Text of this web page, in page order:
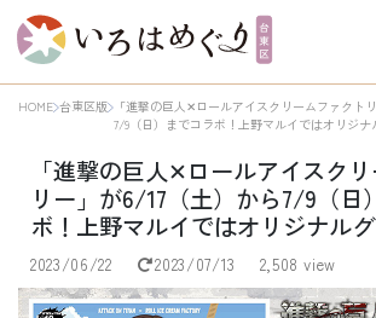
HOME 台東区版
「進撃の巨人✕ロールアイスクリームファクト
7/9（日）までコラボ！上野マルイではオリジナ
「進撃の巨人✕ロールアイスク
リー」が6/17（土）から7/9（日
ボ！上野マルイではオリジナル
2023/06/22 2023/07/13 2,508 view